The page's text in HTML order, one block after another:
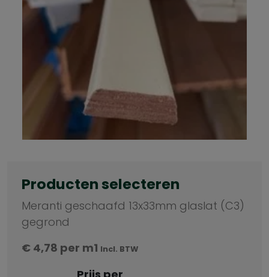
Producten selecteren
Meranti geschaafd 13x33mm glaslat (C3)
gegrond
€ 4,78 per m1 Incl. BTW